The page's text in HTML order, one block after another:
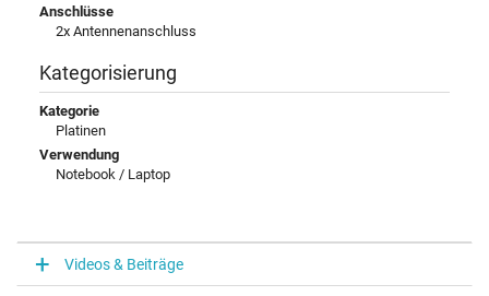
Anschlüsse
2x Antennenanschluss
Kategorisierung
Kategorie
Platinen
Verwendung
Notebook / Laptop
Videos & Beiträge